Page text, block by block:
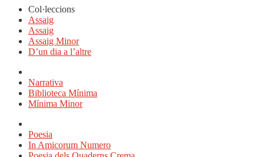
Col·leccions
Assaig
Assaig
Assaig Minor
D’un dia a l’altre
Narrativa
Biblioteca Mínima
Mínima Minor
Poesia
In Amicorum Numero